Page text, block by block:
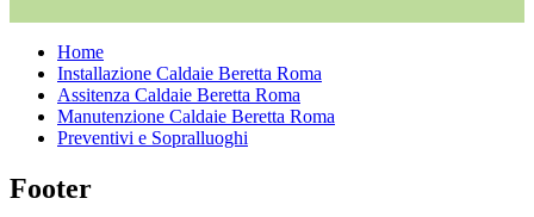
Home
Installazione Caldaie Beretta Roma
Assitenza Caldaie Beretta Roma
Manutenzione Caldaie Beretta Roma
Preventivi e Sopralluoghi
Footer